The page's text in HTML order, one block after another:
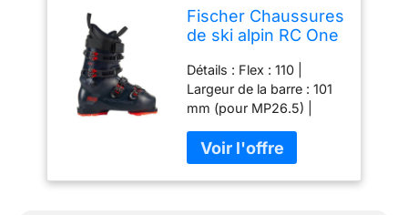
Fischer Chaussures
de ski alpin RC One
Modèle 2024 - On
Piste Allmountain -
Pour les
conducteurs
confirmés à bons
Détails : Flex : 110 |
Largeur de la barre : 101
mm (pour MP26.5) |
MP26.5) | Public cible :
avancé à bon
conducteur | Terrain : sur